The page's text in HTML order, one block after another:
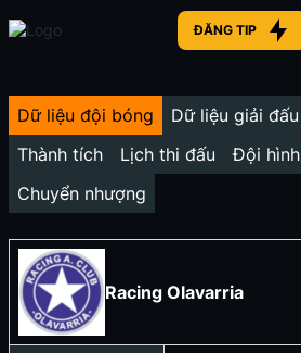
ĐĂNG TIP
Dữ liệu đội bóng Dữ liệu giải đấu
Thành tích
Lịch thi đấu Đội hình
Chuyển nhượng
Racing Olavarria